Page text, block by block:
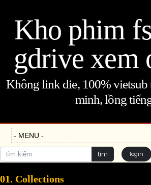
Kho phim
gdrive xem
Không link die, 100% vietsub
minh, lồng
tìm login
01. Collections